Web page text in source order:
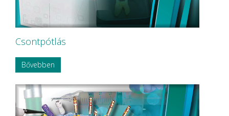
Csontpótlás
Bővebben